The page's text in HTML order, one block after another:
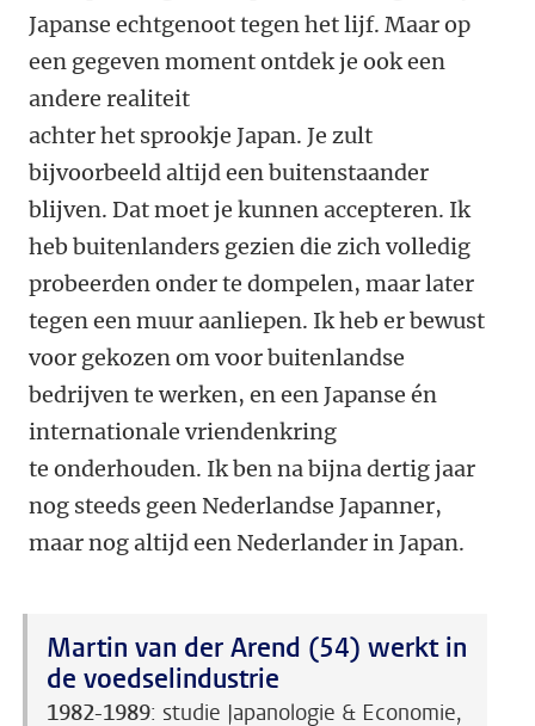
Japanse echtgenoot tegen het lijf. Maar op
een gegeven moment ontdek je ook een
andere realiteit
achter het sprookje Japan. Je zult
bijvoorbeeld altijd een buitenstaander
blijven. Dat moet je kunnen accepteren. Ik
heb buitenlanders gezien die zich volledig
probeerden onder te dompelen, maar later
tegen een muur aanliepen. Ik heb er bewust
voor gekozen om voor buitenlandse
bedrijven te werken, en een Japanse én
internationale vriendenkring
te onderhouden. Ik ben na bijna dertig jaar
nog steeds geen Nederlandse Japanner,
maar nog altijd een Nederlander in Japan.
Martin van der Arend (54) werkt in
de voedselindustrie
1982-1989: studie Japanologie & Economie,